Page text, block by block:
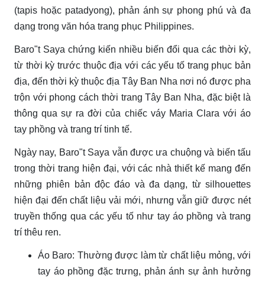
(tapis hoặc patadyong), phản ánh sự phong phú và đa
dạng trong văn hóa trang phục Philippines.
Baro"t Saya chứng kiến nhiều biến đổi qua các thời kỳ,
từ thời kỳ trước thuộc địa với các yếu tố trang phục bản
địa, đến thời kỳ thuộc địa Tây Ban Nha nơi nó được pha
trộn với phong cách thời trang Tây Ban Nha, đặc biệt là
thông qua sự ra đời của chiếc váy Maria Clara với áo
tay phồng và trang trí tinh tế.
Ngày nay, Baro"t Saya vẫn được ưa chuộng và biến tấu
trong thời trang hiện đại, với các nhà thiết kế mang đến
những phiên bản độc đáo và đa dạng, từ silhouettes
hiện đại đến chất liệu vải mới, nhưng vẫn giữ được nét
truyền thống qua các yếu tố như tay áo phồng và trang
trí thêu ren.
Áo Baro: Thường được làm từ chất liệu mỏng, với
tay áo phồng đặc trưng, phản ánh sự ảnh hưởng